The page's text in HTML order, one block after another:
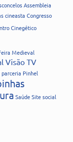
Assembleia
cineasta Congresso
Cinegético
Medieval
Visão TV
parceria Pinhel
SaúdeSitesocial